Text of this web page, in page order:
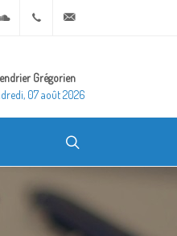
Soundcloud+20 2 25970400
Grégorien
07 août 2026